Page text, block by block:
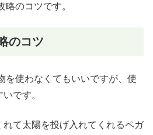
のコツです。
のコツ
を使わなくてもいいですが、使
です。
て太陽を投げ入れてくれるペガ